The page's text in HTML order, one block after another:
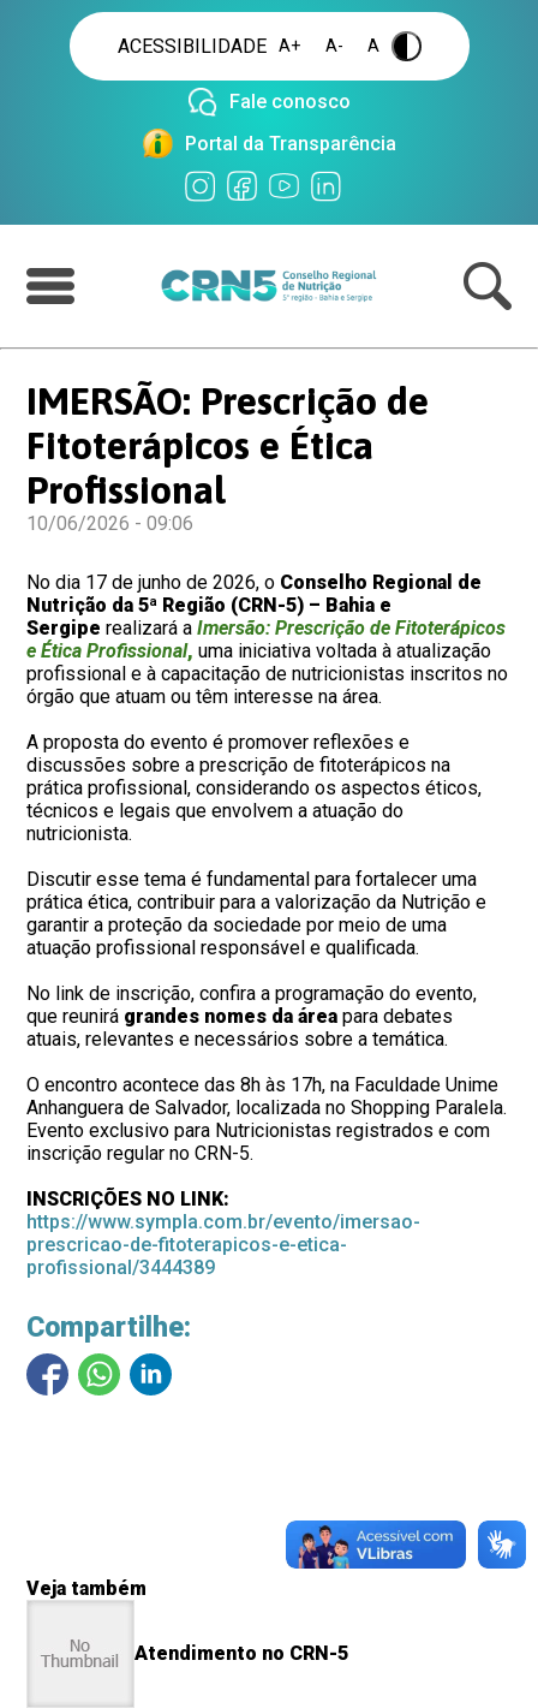
ACESSIBILIDADE A+ A- A .
Fale conosco
Portal da Transparência
IMERSÃO: Prescrição de
Fitoterápicos e Ética
Profissional
10/06/2026 - 09:06
No dia 17 de junho de 2026, o Conselho Regional de
Nutrição da 5ª Região (CRN-5) – Bahia e
Sergipe realizará aImersão:Prescrição de Fitoterápicos
e Ética Profissional, uma iniciativa voltada à atualização
profissional e à capacitação de nutricionistas inscritos no
órgão que atuam ou têm interesse na área.
A proposta do evento é promover reflexões e
discussões sobre a prescrição de fitoterápicos na
prática profissional, considerando os aspectos éticos,
técnicos e legais que envolvem a atuação do
nutricionista.
Discutir esse tema é fundamental para fortalecer uma
prática ética, contribuir para a valorização da Nutrição e
garantir a proteção da sociedade por meio de uma
atuação profissional responsável e qualificada.
No link de inscrição, confira a programação do evento,
que reunirá grandes nomes da área para debates
atuais, relevantes e necessários sobre a temática.
O encontro acontecedas 8h às 17h, na Faculdade Unime
Anhanguera de Salvador, localizada no Shopping Paralela.
Evento exclusivo para Nutricionistas registrados e com
inscrição regular no CRN-5.
INSCRIÇÕES NO LINK:
https://www.sympla.com.br/evento/imersao-
prescricao-de-fitoterapicos-e-etica-
profissional/3444389
Compartilhe:
Veja também
Atendimento no CRN-5